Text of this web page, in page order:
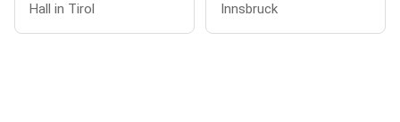
Hall in Tirol Innsbruck